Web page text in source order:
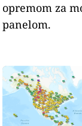
opremom za
panelom.